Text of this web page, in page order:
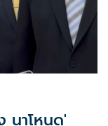
นาโหนด'